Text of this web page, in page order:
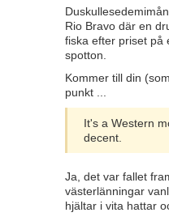
Rio Bravo där en
fiska efter priset på
spotton.
Kommer till din
punkt ...
It's a Western
decent.
Ja, det var fallet
västerlänningar
hjältar i vita hattar